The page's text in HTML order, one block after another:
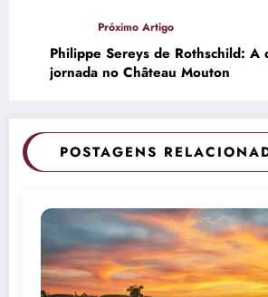
Philippe Sereys de Rothschild: A
jornada no Château Mouton
POSTAGENS